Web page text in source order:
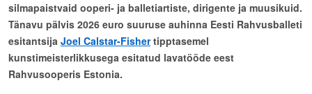
silmapaistvaid ooperi- ja balletiartiste, dirigente ja muusikuid.
Tänavu pälvis 2026 euro suuruse auhinna Eesti Rahvusballeti
esitantsija Joel Calstar-Fishertipptasemel
kunstimeisterlikkusega esitatud lavatööde eest
Rahvusooperis Estonia.